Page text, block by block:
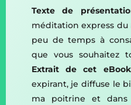
Texte de
méditation express du
peu de temps à
que vous souhaitez
Extrait de cet
expirant, je diffuse le
ma poitrine et dans